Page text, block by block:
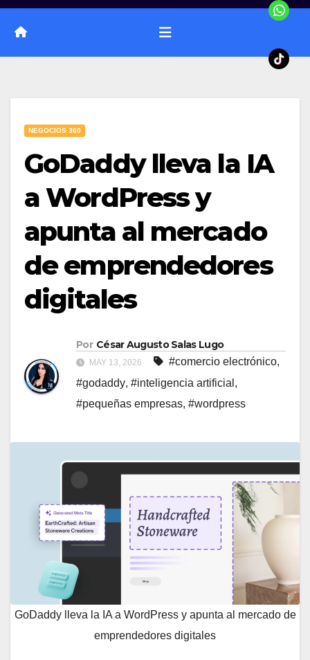
NEGOCIOS 360
GoDaddy lleva la IA
a WordPress y
apunta al mercado
de emprendedores
digitales
Por César Augusto Salas Lugo
MAY 13, 2026 #comercio electrónico,
#godaddy, #inteligencia artificial ,
#pequeñas empresas, #wordpress
GoDaddy lleva la IA a WordPress y apunta al mercado de
emprendedores digitales